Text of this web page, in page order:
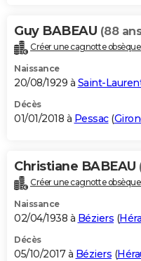
Guy BABEAU (88
Créer une cagnotte
Naissance
20/08/1929 à Saint-
Décès
01/01/2018 à Pessac(
Christiane BABEAU
Créer une cagnotte
Naissance
02/04/1938 à Béziers (
Décès
05/10/2017 à Béziers (